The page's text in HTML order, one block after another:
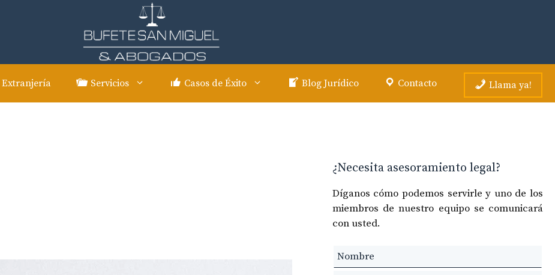
Extranjería Servicios Casos de Éxito Blog Jurídico Contacto Llama ya!
¿Necesita asesoramiento legal?
Díganos cómo podemos servirle y uno de los
miembros de nuestro equipo se comunicará
con usted.
Leave
this